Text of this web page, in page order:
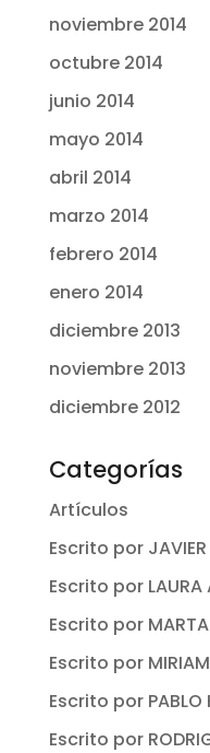
noviembre 2014
octubre 2014
junio 2014
mayo 2014
abril 2014
marzo 2014
febrero 2014
enero 2014
diciembre 2013
noviembre 2013
diciembre 2012
Categorías
Artículos
Escrito por JAVIER
Escrito por LAURA
Escrito por MARTA
Escrito por
Escrito por PABLO
Escrito por